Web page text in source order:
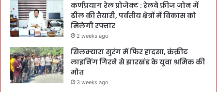
कर्णप्रयाग रेल प्रोजेक्ट : रेलवे फ्रीज जोन में
ढील की तैयारी, पर्वतीय क्षेत्रों में विकास को
मिलेगी रफ्तार
2 weeks ago
सिलक्यारा सुरंग में फिर हादसा, कंक्रीट
लाइनिंग गिरने से झारखंड के युवा श्रमिक की
मौत
3 weeks ago